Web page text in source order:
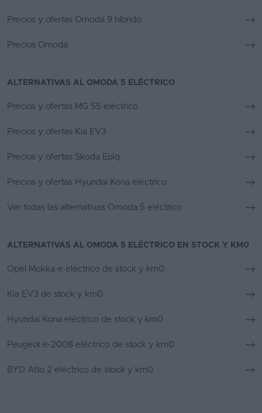
Precios y ofertas Omoda 9 híbrido
Precios Omoda
ALTERNATIVAS AL OMODA 5 ELÉCTRICO
Precios y ofertas MG S5 eléctrico
Precios y ofertas Kia EV3
Precios y ofertas Skoda Epiq
Precios y ofertas Hyundai Kona eléctrico
Ver todas las alternativas Omoda 5 eléctrico
ALTERNATIVAS AL OMODA 5 ELÉCTRICO EN STOCK Y KM0
Opel Mokka-e eléctrico de stock y km0
Kia EV3 de stock y km0
Hyundai Kona eléctrico de stock y km0
Peugeot e-2008 eléctrico de stock y km0
BYD Atto 2 eléctrico de stock y km0